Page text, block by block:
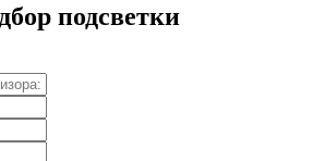
подсветки